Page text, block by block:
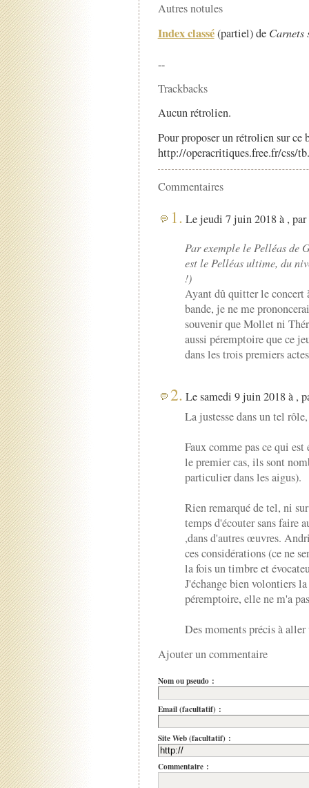
Autres notules
Index classé(partiel) de Carnets
--
Trackbacks
Aucun rétrolien.
Pour proposer un rétrolien sur
http://operacritiques.free.fr/css/
Commentaires
1. Le jeudi 7 juin 2018 à , par
Par exemple le Pelléas de
est le Pelléas ultime, du
!)
Ayant dû quitter le concert
bande, je ne me
souvenir que Mollet ni
aussi péremptoire que ce
dans les trois premiers
2. Le samedi 9 juin 2018 à ,
La justesse dans un tel
Faux comme pas ce qui
le premier cas, ils sont
particulier dans les aigus).
Rien remarqué de tel, ni
temps d'écouter sans faire
,dans d'autres œuvres.
ces considérations (ce ne
la fois un timbre et
J'échange bien volontiers
péremptoire, elle ne m'a
Des moments précis à
Ajouter un commentaire
Nom ou pseudo :
Email (facultatif) :
Site Web (facultatif) :
Commentaire :